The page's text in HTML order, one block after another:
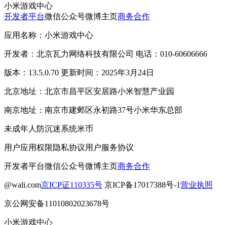
小米游戏中心
开发者平台微信公众号微博主页商务合作
应用名称：小米游戏中心
开发者：北京瓦力网络科技有限公司 电话：010-60606666
版本：13.5.0.70 更新时间：2025年3月24日
北京地址：北京市昌平区安居路小米智慧产业园
南京地址：南京市建邺区永初路37号小米华东总部
未成年人防沉迷系统米币
用户应用权限隐私协议用户服务协议
开发者平台微信公众号微博主页商务合作
@wali.com京ICP证110335号 京ICP备17017388号-1营业执照
京公网安备11010802023678号
小米游戏中心